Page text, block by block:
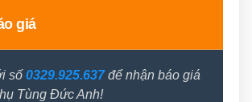
giá
số 0329.925.637để nhận báo giá
Tùng Đức Anh!